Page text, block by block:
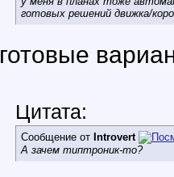
готовых решений движка/
готовые
Цитата:
Сообщение от Introvert
А зачем типтроник-то?